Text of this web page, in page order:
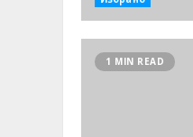
1 MIN READ